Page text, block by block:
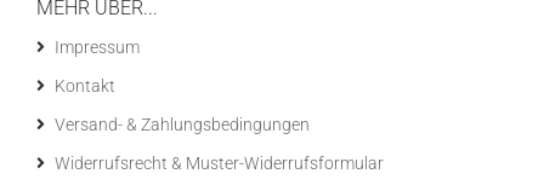
MEHR ÜBER...
Impressum
Kontakt
Versand- & Zahlungsbedingungen
Widerrufsrecht & Muster-Widerrufsformular